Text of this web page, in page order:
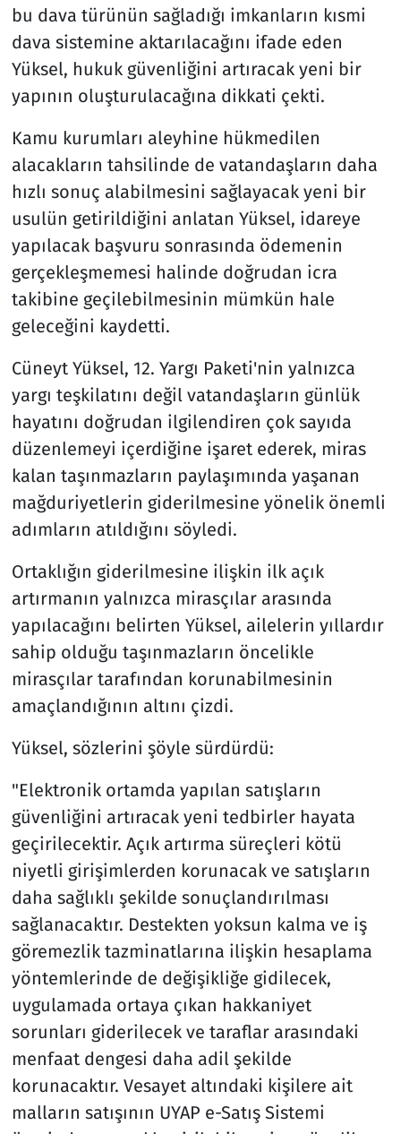
bu dava türünün sağladığı imkanların kısmi
dava sistemine aktarılacağını ifade eden
Yüksel, hukuk güvenliğini artıracak yeni bir
yapının oluşturulacağına dikkati çekti.
Kamu kurumları aleyhine hükmedilen
alacakların tahsilinde de vatandaşların daha
hızlı sonuç alabilmesini sağlayacak yeni bir
usulün getirildiğini anlatan Yüksel, idareye
yapılacak başvuru sonrasında ödemenin
gerçekleşmemesi halinde doğrudan icra
takibine geçilebilmesinin mümkün hale
geleceğini kaydetti.
Cüneyt Yüksel, 12. Yargı Paketi'nin yalnızca
yargı teşkilatını değil vatandaşların günlük
hayatını doğrudan ilgilendiren çok sayıda
düzenlemeyi içerdiğine işaret ederek, miras
kalan taşınmazların paylaşımında yaşanan
mağduriyetlerin giderilmesine yönelik önemli
adımların atıldığını söyledi.
Ortaklığın giderilmesine ilişkin ilk açık
artırmanın yalnızca mirasçılar arasında
yapılacağını belirten Yüksel, ailelerin yıllardır
sahip olduğu taşınmazların öncelikle
mirasçılar tarafından korunabilmesinin
amaçlandığının altını çizdi.
Yüksel, sözlerini şöyle sürdürdü:
"Elektronik ortamda yapılan satışların
güvenliğini artıracak yeni tedbirler hayata
geçirilecektir. Açık artırma süreçleri kötü
niyetli girişimlerden korunacak ve satışların
daha sağlıklı şekilde sonuçlandırılması
sağlanacaktır. Destekten yoksun kalma ve iş
göremezlik tazminatlarına ilişkin hesaplama
yöntemlerinde de değişikliğe gidilecek,
uygulamada ortaya çıkan hakkaniyet
sorunları giderilecek ve taraflar arasındaki
menfaat dengesi daha adil şekilde
korunacaktır. Vesayet altındaki kişilere ait
malların satışının UYAP e-Satış Sistemi